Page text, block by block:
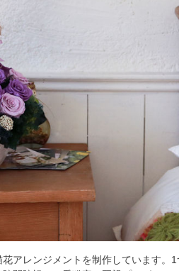
アレンジメントを制作しています